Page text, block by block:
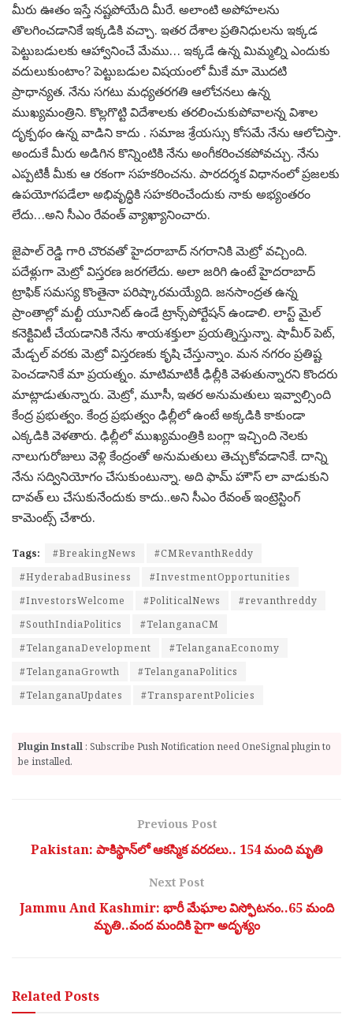
మీరు ఊతం ఇస్తే నష్టపోయేది మీరే. అలాంటి అపోహలను
తొలగించడానికే ఇక్కడికి వచ్చా. ఇతర దేశాల ప్రతినిధులను ఇక్కడ
పెట్టుబడులకు ఆహ్వానించే మేము… ఇక్కడే ఉన్న మిమ్మల్ని ఎందుకు
వదులుకుంటాం? పెట్టుబడుల విషయంలో మీకే మా మొదటి
ప్రాధాన్యత. నేను సగటు మధ్యతరగతి ఆలోచనలు ఉన్న
ముఖ్యమంత్రిని. కొల్లగొట్టి విదేశాలకు తరలించుకుపోవాలన్న విశాల
దృక్పథం ఉన్న వాడిని కాదు . సమాజ శ్రేయస్సు కోసమే నేను ఆలోచిస్తా.
అందుకే మీరు అడిగిన కొన్నింటికి నేను అంగీకరించకపోవచ్చు. నేను
ఎప్పటికీ మీకు ఆ రకంగా సహకరించను. పారదర్శక విధానంలో ప్రజలకు
ఉపయోగపడేలా అభివృద్ధికి సహకరించేందుకు నాకు అభ్యంతరం
లేదు…అని సీఎం రేవంత్ వ్యాఖ్యానించారు.
జైపాల్ రెడ్డి గారి చొరవతో హైదరాబాద్ నగరానికి మెట్రో వచ్చింది.
పదేళ్లుగా మెట్రో విస్తరణ జరగలేదు. అలా జరిగి ఉంటే హైదరాబాద్
ట్రాఫిక్ సమస్య కొంతైనా పరిష్కారమయ్యేది. జనసాంద్రత ఉన్న
ప్రాంతాల్లో మల్టీ యూనిట్ ఉండే ట్రాన్స్‌పోర్టేషన్ ఉండాలి. లాస్ట్ మైల్
కనెక్టివిటీ చేయడానికి నేను శాయశక్తులా ప్రయత్నిస్తున్నా. షామీర్ పెట్,
మేడ్చల్ వరకు మెట్రో విస్తరణకు కృషి చేస్తున్నాం. మన నగరం ప్రతిష్ట
పెంచడానికే మా ప్రయత్నం. మాటిమాటికీ ఢిల్లీకి వెళుతున్నారని కొందరు
మాట్లాడుతున్నారు. మెట్రో, మూసీ, ఇతర అనుమతులు ఇవ్వాల్సింది
కేంద్ర ప్రభుత్వం. కేంద్ర ప్రభుత్వం ఢిల్లీలో ఉంటే అక్కడికి కాకుండా
ఎక్కడికి వెళతారు. ఢిల్లీలో ముఖ్యమంత్రికి బంగ్లా ఇచ్చింది నెలకు
నాలుగురోజులు వెళ్లి కేంద్రంతో అనుమతులు తెచ్చుకోవడానికే. దాన్ని
నేను సద్వినియోగం చేసుకుంటున్నా. అది ఫామ్ హౌస్ లా వాడుకుని
దావత్ లు చేసుకునేందుకు కాదు..అని సీఎం రేవంత్ ఇంట్రెస్టింగ్
కామెంట్స్ చేశారు.
Tags: #BreakingNews
#CMRevanthReddy
#HyderabadBusiness
#InvestmentOpportunities
#InvestorsWelcome
#PoliticalNews
#revanthreddy
#SouthIndiaPolitics
#TelanganaCM
#TelanganaDevelopment
#TelanganaEconomy
#TelanganaGrowth
#TelanganaPolitics
#TelanganaUpdates
#TransparentPolicies
Plugin Install : Subscribe Push Notification need OneSignal plugin to
be installed.
Previous Post
Pakistan: పాకిస్థాన్‌లో ఆకస్మిక వరదలు.. 154 మంది మృతి
Next Post
Jammu And Kashmir: భారీ మేఘాల విస్ఫోటనం..65 మంది
మృతి..వంద మందికి పైగా అదృశ్యం
RelatedPosts